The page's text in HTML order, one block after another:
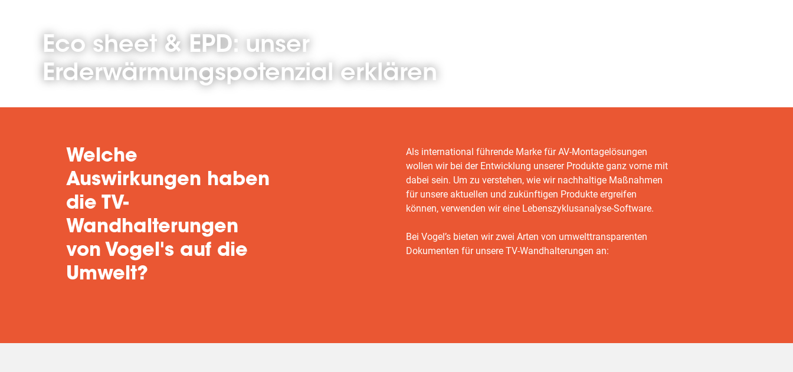
Eco sheet & EPD: unser
Erderwärmungspotenzial erklären
Welche
Auswirkungen haben
die TV-
Wandhalterungen
von Vogel's auf die
Umwelt?
Als international führende Marke für AV-Montagelösungen
wollen wir bei der Entwicklung unserer Produkte ganz vorne mit
dabei sein. Um zu verstehen, wie wir nachhaltige Maßnahmen
für unsere aktuellen und zukünftigen Produkte ergreifen
können, verwenden wir eine Lebenszyklusanalyse-Software.
Bei Vogel’s bieten wir zwei Arten von umwelttransparenten
Dokumenten für unsere TV-Wandhalterungen an: